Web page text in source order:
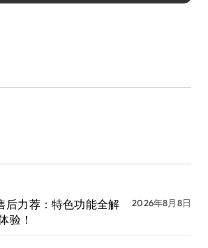
后力荐：特色功能全解
验！
2026年8月8日